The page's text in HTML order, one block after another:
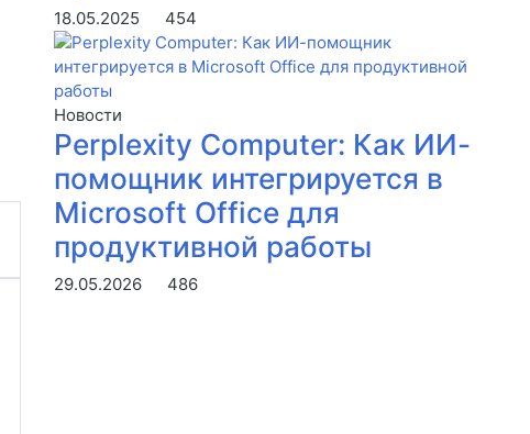
18.05.2025 454
Новости
Perplexity Computer: Как ИИ-
помощник интегрируется в
Microsoft Office для
продуктивной работы
29.05.2026 486